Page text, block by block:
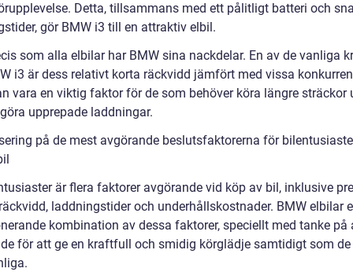
Detta, tillsammans med ett pålitligt batteri och
gör BMW i3 till en attraktiv elbil.
som alla elbilar har BMW sina nackdelar. En av de vanliga
i3 är dess relativt korta räckvidd jämfört med vissa
vara en viktig faktor för de som behöver köra längre sträckor
upprepade laddningar.
på de mest avgörande beslutsfaktorerna för
är flera faktorer avgörande vid köp av bil, inklusive
laddningstider och underhållskostnader. BMW elbilar
kombination av dessa faktorer, speciellt med tanke på
för att ge en kraftfull och smidig körglädje samtidigt som de